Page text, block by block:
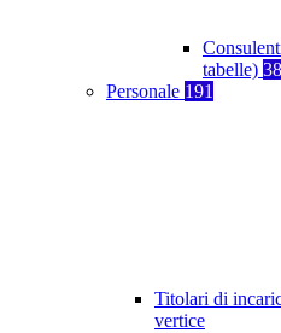
tabelle) 38
Personale 191
Titolari di
vertice